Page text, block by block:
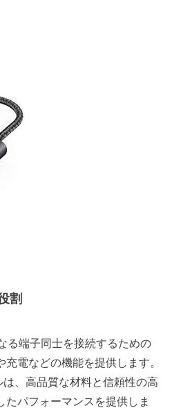
割
る端子同士を接続するための
電などの機能を提供します。
、高品質な材料と信頼性の高
たパフォーマンスを提供しま